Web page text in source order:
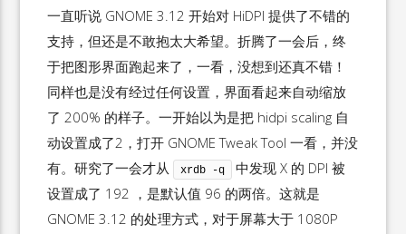
一直听说 GNOME 3.12 开始对 HiDPI 提供了不错的
支持，但还是不敢抱太大希望。折腾了一会后，终
于把图形界面跑起来了，一看，没想到还真不错！
同样也是没有经过任何设置，界面看起来自动缩放
了 200% 的样子。一开始以为是把 hidpi scaling 自
动设置成了2，打开 GNOME Tweak Tool 一看，并没
有。研究了一会才从
xrdb -q
中发现 X 的 DPI 被
设置成了 192 ，是默认值 96 的两倍。这就是
GNOME 3.12 的处理方式，对于屏幕大于 1080P